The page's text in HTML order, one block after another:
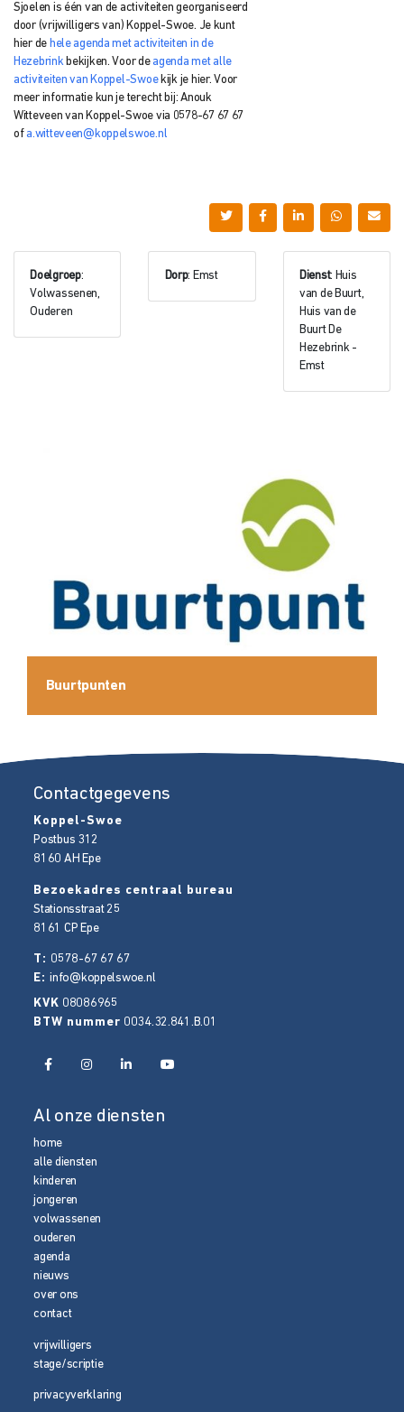
Sjoelen is één van de activiteiten georganiseerd
door (vrijwilligers van) Koppel-Swoe. Je kunt
hier de hele agenda met activiteiten in de
Hezebrink bekijken. Voor de agenda met alle
activiteiten van Koppel-Swoekijk je hier.Voor
meer informatie kun je terecht bij: Anouk
Witteveenvan Koppel-Swoe via 0578-67 67 67
of a.witteveen@koppelswoe.nl
Doelgroep:
Volwassenen,
Ouderen
Dorp: Emst Dienst: Huis
van de Buurt,
Huis van de
Buurt De
Hezebrink -
Emst
Buurtpunten
Contactgegevens
Koppel-Swoe
Postbus 312
8160 AH Epe
Bezoekadres centraal bureau
Stationsstraat 25
8161 CP Epe
T: 0578-67 67 67
E:info@koppelswoe.nl
KVK 08086965
BTW nummer 0034.32.841.B.01
Al onze diensten
home
alle diensten
kinderen
jongeren
volwassenen
ouderen
agenda
nieuws
over ons
contact
vrijwilligers
stage/scriptie
privacyverklaring